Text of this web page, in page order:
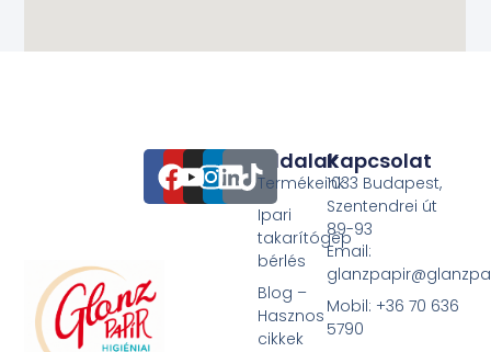
Oldalak
Termékeink
Ipari
takarítógép
bérlés
Blog –
Hasznos
cikkek
Kapcsolat
1033 Budapest,
Szentendrei út
89-93
Email:
Mobil: +36 70 636
5790